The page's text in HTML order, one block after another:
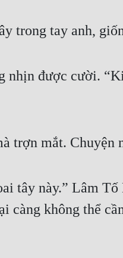
trong tay anh,
được cười.
trợn mắt. Chuyện
tây này.” Lâm
càng không thể